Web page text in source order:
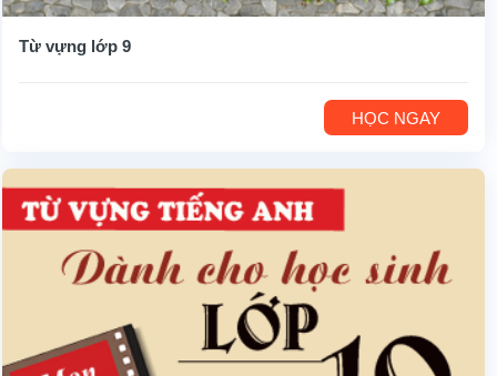
Từ vựng lớp 9
HỌC NGAY